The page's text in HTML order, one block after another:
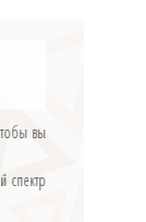
вы
спектр